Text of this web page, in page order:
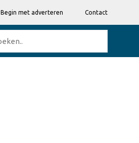
Begin met adverteren Contact